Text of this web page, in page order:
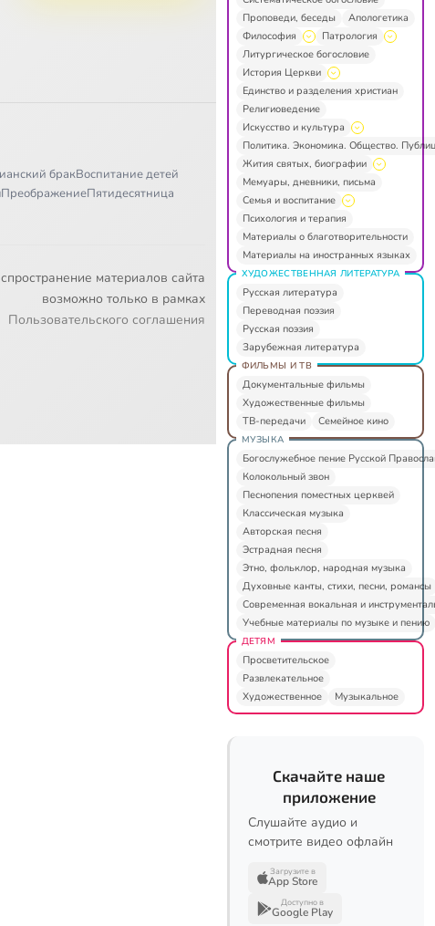
бракВоспитание детей
ПреображениеПятидесятница
материалов сайта
возможно только в рамках
Пользовательского соглашения
Проповеди, беседы
Апологетика
Философия
Патрология
Литургическое богословие
История Церкви
Единство и разделения христиан
Религиоведение
Искусство и культура
Политика. Экономика. Общество.
Жития святых, биографии
Мемуары, дневники, письма
Семья и воспитание
Психология и терапия
Материалы о благотворительности
Материалы на иностранных языках
ХУДОЖЕСТВЕННАЯ ЛИТЕРАТУРА
Русская литература
Переводная поэзия
Русская поэзия
Зарубежная литература
ФИЛЬМЫ И ТВ
Документальные фильмы
Художественные фильмы
ТВ-передачи
Семейное кино
МУЗЫКА
Богослужебное пение Русской
Колокольный звон
Песнопения поместных церквей
Классическая музыка
Авторская песня
Эстрадная песня
Этно, фольклор, народная музыка
Духовные канты, стихи, песни, романсы
Современная вокальная и
Учебные материалы по музыке и пению
ДЕТЯМ
Просветительское
Развлекательное
Художественное
Музыкальное
Скачайте наше
приложение
Слушайте аудио и
смотрите видео офлайн
Загрузите в
App Store
Доступно в
Google Play